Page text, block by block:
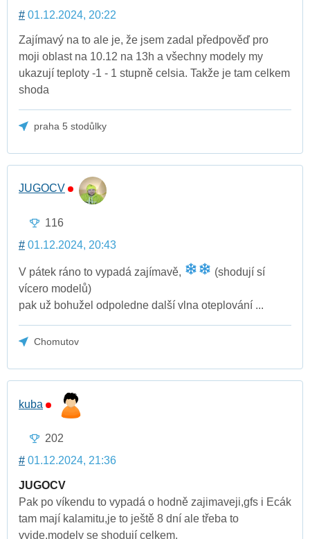
# 01.12.2024, 20:22
Zajímavý na to ale je, že jsem zadal předpověď pro
moji oblast na 10.12 na 13h a všechny modely my
ukazují teploty -1 - 1 stupně celsia. Takže je tam celkem
shoda
praha 5 stodůlky
JUGOCV
116
# 01.12.2024, 20:43
V pátek ráno to vypadá zajímavě,
(shodují sí
vícero modelů)
pak už bohužel odpoledne další vlna oteplování ...
Chomutov
kuba
202
# 01.12.2024, 21:36
JUGOCV
Pak po víkendu to vypadá o hodně zajimaveji,gfs i Ecák
tam mají kalamitu,je to ještě 8 dní ale třeba to
vyjde,modely se shodují celkem.